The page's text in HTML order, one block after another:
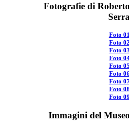
Fotografie di Roberto
Serra
Foto 01
Foto 02
Foto 03
Foto
Foto 05
Foto 06
Foto
Foto 08
Foto 09
Immagini del Museo